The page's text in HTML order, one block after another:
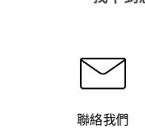
聯絡我們